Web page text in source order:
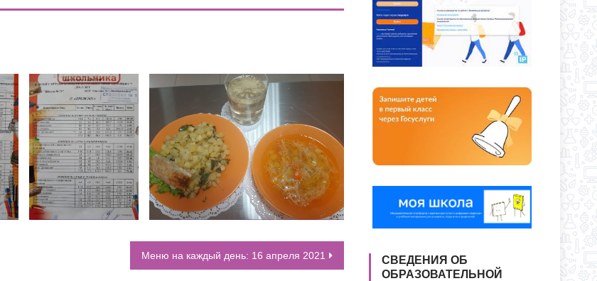
ПОЧЕМУ ПОДРОСТКИ ВСЁ ЧАЩЕ ВЫБИРАЮТ АПТЕКУ?
«ШКОЛА № 75» ОТКРЫВАЮТСЯ КЛАССЫ ПОЛНОГО ДНЯ ПО АДРЕСУ: УЛ. Ю. ДУБИНИНА,
ДЛЯ ЗАЧИСЛЕНИЯ ДЕТЕЙ В ПЕРВЫЙ КЛАСС
Меню на каждый день: 16 апреля 2021
СВЕДЕНИЯ ОБ
ОБРАЗОВАТЕЛЬНОЙ